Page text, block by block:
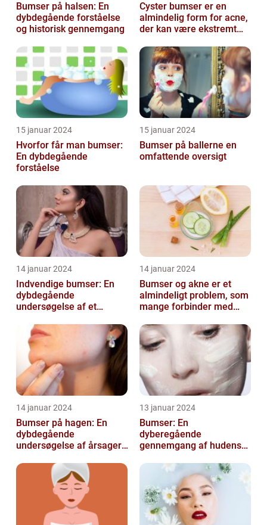
Bumser på halsen: En
dybdegående forståelse
og historisk gennemgang
Cyster bumser er en
almindelig form for acne,
der kan være ekstremt
belastende for d...
15 januar 2024
Hvorfor får man bumser:
En dybdegående
forståelse
15 januar 2024
Bumser på ballerne en
omfattende oversigt
14 januar 2024
Indvendige bumser: En
dybdegående
undersøgelse af et
14 januar 2024
Bumser og akne er et
almindeligt problem, som
mange forbinder med
14 januar 2024
Bumser på hagen: En
dybdegående
undersøgelse af årsager,
forebyggelse
13 januar 2024
Bumser: En
dyberegående
gennemgang af hudens